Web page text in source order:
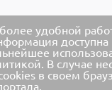
удобной
доступна
В случае
в своем